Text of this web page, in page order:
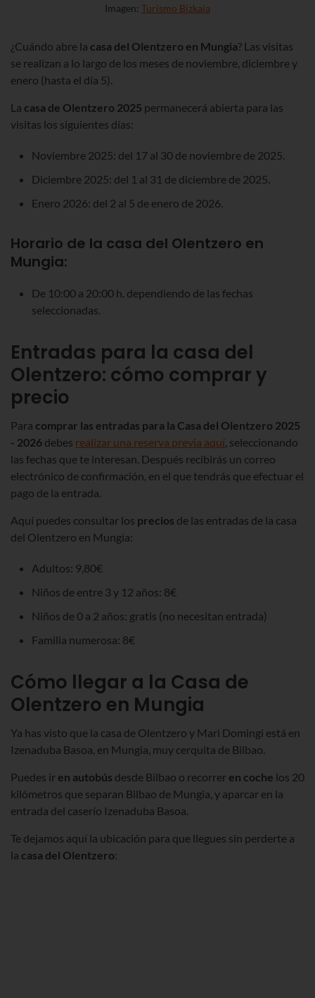
Imagen: Turismo Bizkaia
¿Cuándo abre la casa del Olentzero en Mungia? Las visitas
se realizan a lo largo de los meses de noviembre, diciembre y
enero (hasta el día 5).
La casa de Olentzero 2025 permanecerá abierta para las
visitas los siguientes días:
Noviembre 2025: del 17 al 30 de noviembre de 2025.
Diciembre 2025: del 1 al 31 de diciembre de 2025.
Enero 2026: del 2 al 5 de enero de 2026.
Horario de la casa del Olentzero en
Mungia:
De 10:00 a 20:00 h. dependiendo de las fechas
seleccionadas.
Entradas para la casa del
Olentzero: cómo comprar y
precio
Para comprar las entradas para la Casa del Olentzero 2025
- 2026 debes realizar una reserva previa aquí, seleccionando
las fechas que te interesan. Después recibirás un correo
electrónico de confirmación, en el que tendrás que efectuar el
pago de la entrada.
Aquí puedes consultar los precios de las entradas de la casa
del Olentzero en Mungia:
Adultos: 9,80€
Niños de entre 3 y 12 años: 8€
Niños de 0 a 2 años: gratis (no necesitan entrada)
Familia numerosa: 8€
Cómo llegar a la Casa de
Olentzero en Mungia
Ya has visto que la casa de Olentzero y Mari Domingi está en
Izenaduba Basoa, en Mungia, muy cerquita de Bilbao.
Puedes ir en autobús desde Bilbao o recorrer en coche los 20
kilómetros que separan Bilbao de Mungia, y aparcar en la
entrada del caserío Izenaduba Basoa.
Te dejamos aquí la ubicación para que llegues sin perderte a
la casa del Olentzero: